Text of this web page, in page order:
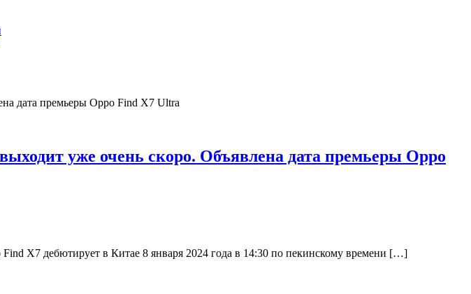
уже очень скоро. Объявлена дата премьеры Oppo
X7 дебютирует в Китае 8 января 2024 года в 14:30 по пекинскому времени […]